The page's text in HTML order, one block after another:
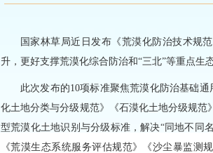
国家林草局近日发布《荒漠化防治技术规
升，更好支撑荒漠化综合防治和“三北”等重点生
此次发布的10项标准聚焦荒漠化防治基础
化土地分类与分级规范》《石漠化土地分级规
型荒漠化土地识别与分级标准，解决“同地不同
《荒漠生态系统服务评估规范》《沙尘暴监测